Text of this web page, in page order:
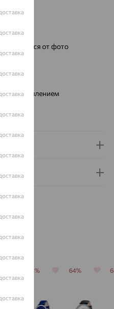
отличаться от фото
напылением
64% 64%